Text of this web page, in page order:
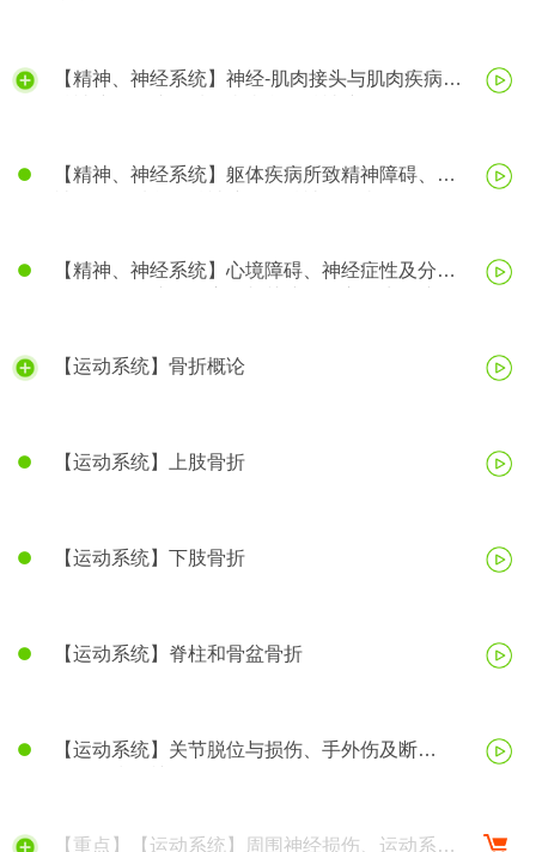
【精神、神经系统】神经-肌肉接头与肌肉疾病、
【精神、神经系统】躯体疾病所致精神障碍、精
【精神、神经系统】心境障碍、神经症性及分离
【运动系统】骨折概论
【运动系统】上肢骨折
【运动系统】下肢骨折
【运动系统】脊柱和骨盆骨折
【运动系统】关节脱位与损伤、手外伤及断
【重点】【运动系统】周围神经损伤、运动系统